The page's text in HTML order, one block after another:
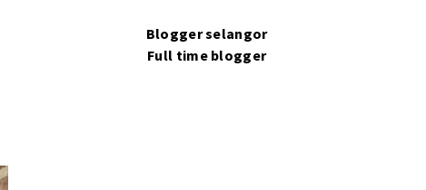
Blogger selangor
Full time blogger